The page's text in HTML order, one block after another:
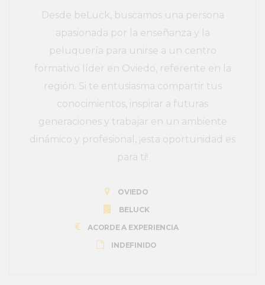
Desde beLuck, buscamos una persona
apasionada por la enseñanza y la
peluquería para unirse a un centro
formativo líder en Oviedo, referente en la
región. Si te entusiasma compartir tus
conocimientos, inspirar a futuras
generaciones y trabajar en un ambiente
dinámico y profesional, ¡esta oportunidad es
para ti!
OVIEDO
BELUCK
ACORDE A EXPERIENCIA
INDEFINIDO